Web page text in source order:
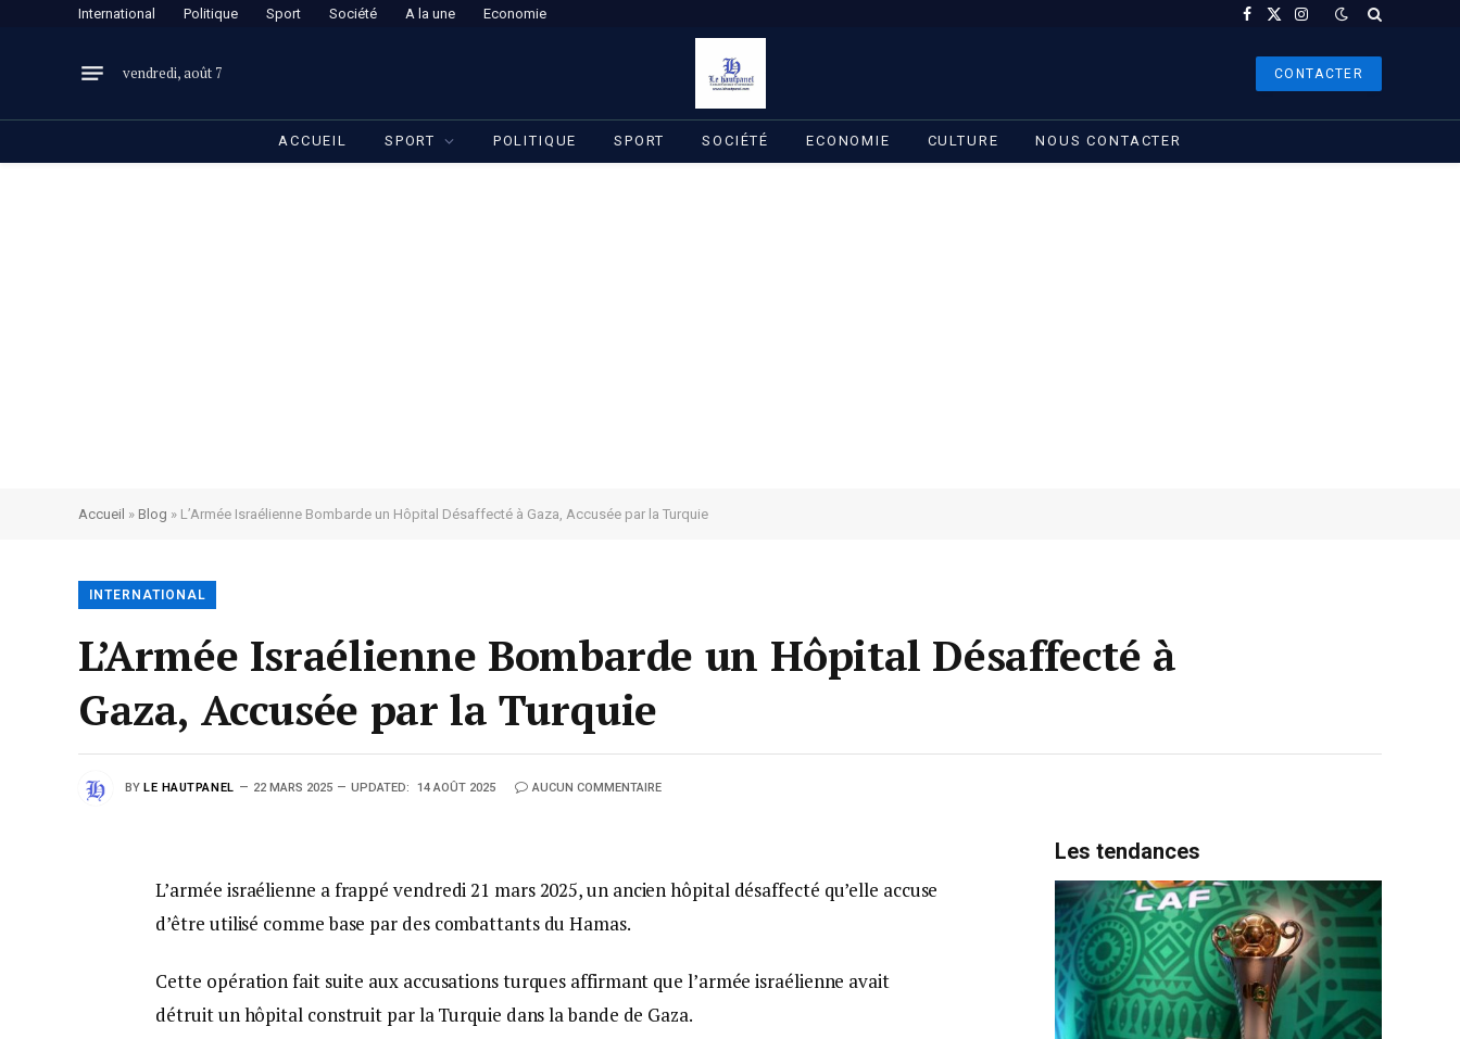
International Politique Sport Société A la une Economie Facebook
X
Instagram
vendredi, août 7 CONTACTER
ACCUEIL SPORT POLITIQUE SPORT SOCIÉTÉ ECONOMIE CULTURE NOUS CONTACTER
Accueil » Blog » L’Armée Israélienne Bombarde un Hôpital Désaffecté à Gaza, Accusée par la Turquie
INTERNATIONAL
L’Armée Israélienne Bombarde un Hôpital Désaffecté à
Gaza, Accusée par la Turquie
BY LE HAUTPANEL 22 MARS 2025 UPDATED: 14 AOÛT 2025 AUCUN COMMENTAIRE
L’armée israélienne a frappé vendredi 21 mars 2025, un ancien hôpital désaffecté qu’elle accuse
d’être utilisé comme base par des combattants du Hamas.
Cette opération fait suite aux accusations turques affirmant que l’armée israélienne avait
détruit un hôpital construit par la Turquie dans la bande de Gaza.
Les tendances